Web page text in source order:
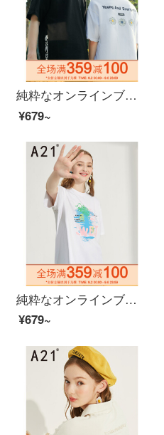
純粋なオンラインブランドA 21夏2020プリントの襟半袖を持っています。ゆったりと肩を落とすTシャツカップルの上着F 02031001黒160/76 A/XS
¥679~
純粋なオンラインブランドA 21夏には、2020レディ・スーフファッション百合女Tシャッツがゆったりと肩に落ちる半袖の学生T 4 02231162特白160/84 A/Mを新着しています。
¥679~